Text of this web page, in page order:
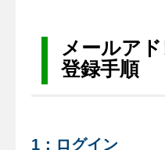
メールア
登録手順
1：ログイン